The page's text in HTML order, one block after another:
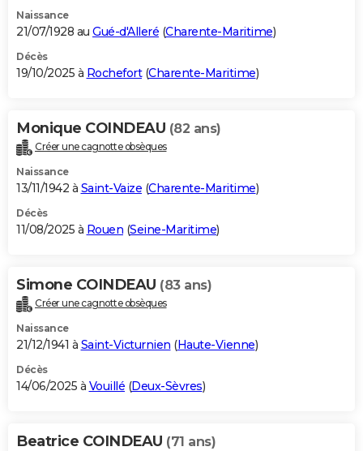
Dictionnaire
Biographies
Citations
Expressions
Proverbes
PROGRAMME TV
S'inscrire
Se connecter
Lycées
Collèges
Primaires
Universités
Entreprises
Service militaire
Avis de recherche
AVIS DE DÉCÈS
Bricolage
Lifestyle
Culture
Sport
Auto
Television
Voyage
Cinema
Naissance
21/07/1928 au Gué-d'Alleré (Charente-Maritime)
Décès
19/10/2025 à Rochefort(Charente-Maritime)
Monique COINDEAU (82 ans)
Créer une cagnotte obsèques
Naissance
13/11/1942 à Saint-Vaize (Charente-Maritime)
Décès
11/08/2025 à Rouen (Seine-Maritime)
Simone COINDEAU (83 ans)
Créer une cagnotte obsèques
Naissance
21/12/1941 à Saint-Victurnien (Haute-Vienne)
Décès
14/06/2025 à Vouillé (Deux-Sèvres)
Beatrice COINDEAU (71 ans)